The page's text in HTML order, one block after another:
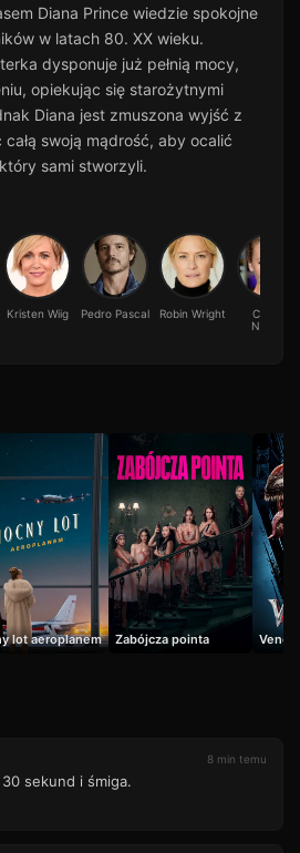
Diana Prince wiedzie spokojne
w latach 80. XX wieku.
dysponuje już pełnią mocy,
opiekując się starożytnymi
Diana jest zmuszona wyjść z
swoją mądrość, aby ocalić
sami stworzyli.
Kristen Wiig Pedro Pascal Robin Wright
Connie
Nielsen
lot aeroplanem Zabójcza pointa
8 min temu
sekund i śmiga.